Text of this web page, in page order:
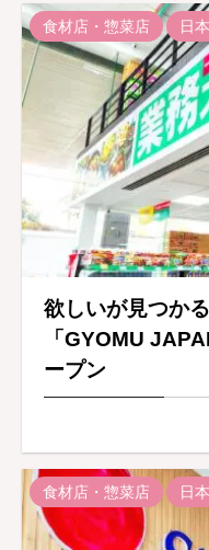
食材店・惣菜店 日
欲しいが見つか
「GYOMU
ープン
食材店・惣菜店 日